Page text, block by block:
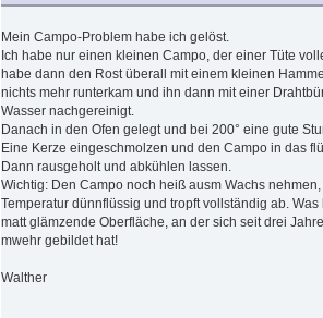
Mein Campo-Problem habe ich gelöst.
Ich habe nur einen kleinen Campo, der einer Tüte
habe dann den Rost überall mit einem kleinen
nichts mehr runterkam und ihn dann mit einer
Wasser nachgereinigt.
Danach in den Ofen gelegt und bei 200° eine gute
Eine Kerze eingeschmolzen und den Campo in das
Dann rausgeholt und abkühlen lassen.
Wichtig: Den Campo noch heiß ausm Wachs
Temperatur dünnflüssig und tropft vollständig ab.
matt glämzende Oberfläche, an der sich seit drei
mwehr gebildet hat!
Walther